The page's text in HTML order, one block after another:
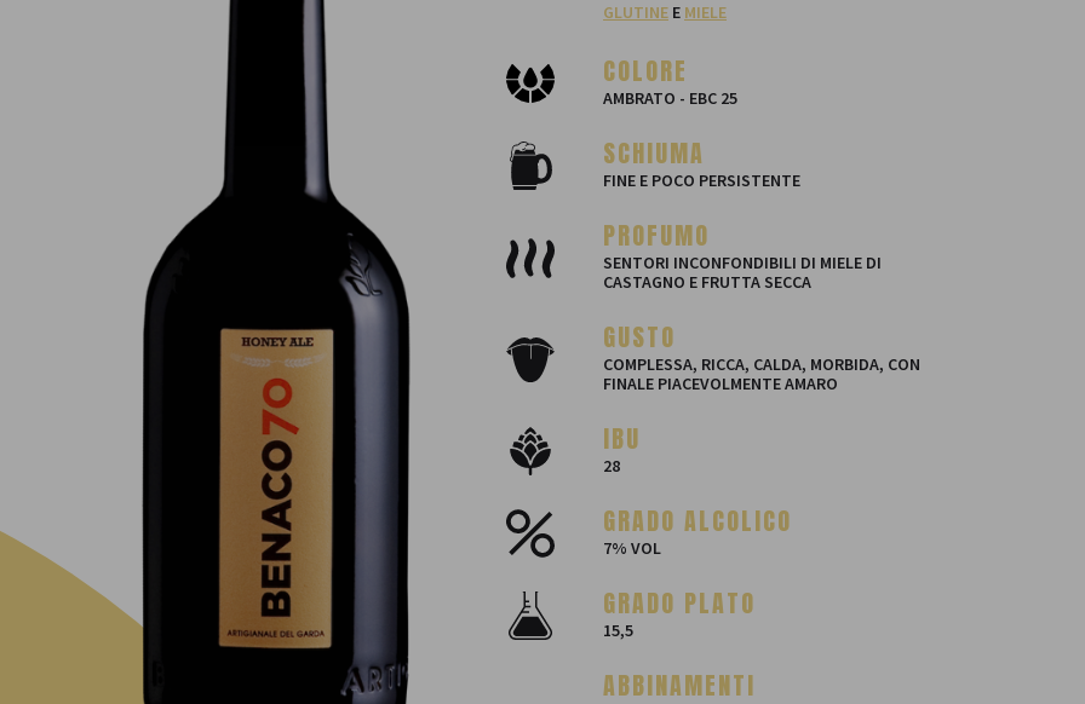
GLUTINE E MIELE
COLORE
AMBRATO - EBC 25
SCHIUMA
FINE E POCO PERSISTENTE
PROFUMO
SENTORI INCONFONDIBILI DI MIELE DI
CASTAGNO E FRUTTA SECCA
GUSTO
COMPLESSA, RICCA, CALDA, MORBIDA, CON
FINALE PIACEVOLMENTE AMARO
IBU
28
GRADO ALCOLICO
7% VOL
GRADO PLATO
15,5
ABBINAMENTI